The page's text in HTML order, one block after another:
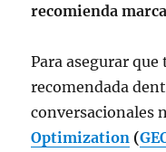
recomienda
Para asegurar que
recomendada
conversacionales
Optimization (